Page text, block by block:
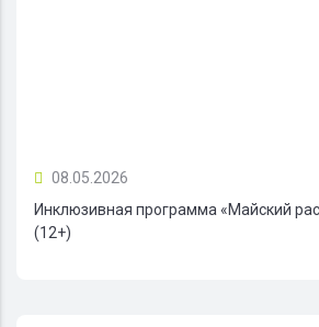
08.05.2026
Инклюзивная программа «Майский
(12+)